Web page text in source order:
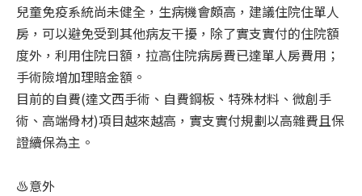
兒童免疫系統尚未健全，生病機會頗高，建議住院住單人
房，可以避免受到其他病友干擾，除了實支實付的住院額
度外，利用住院日額，拉高住院病房費已達單人房費用；
手術險增加理賠金額。
目前的自費(達文西手術、自費鋼板、特殊材料、微創手
術、高端骨材)項目越來越高，實支實付規劃以高雜費且保
證續保為主。
♨️意外